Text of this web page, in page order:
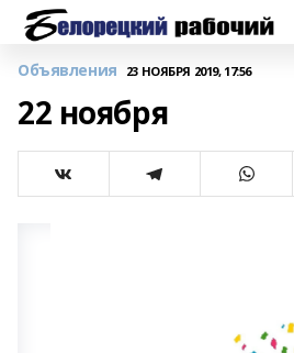
Объявления 23 НОЯБРЯ 2019, 17:56
22 ноября